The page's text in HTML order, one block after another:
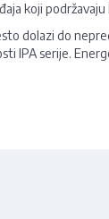
koji podržavaju
dolazi do
IPA serije.